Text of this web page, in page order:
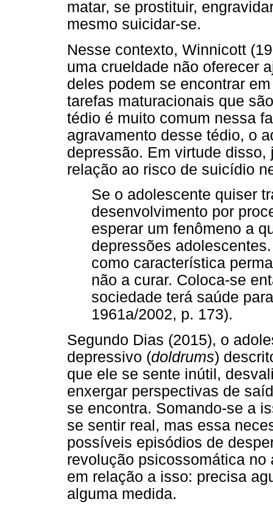
matar, se prostituir,
mesmo suicidar-se.
Nesse contexto, Winnicott
uma crueldade não oferecer
deles podem se encontrar
tarefas maturacionais que
tédio é muito comum nessa
agravamento desse tédio, o
depressão. Em virtude
relação ao risco de suicídio
Se o adolescente quiser
desenvolvimento por
esperar um fenômeno a
depressões
como característica
não a curar. Coloca-se
sociedade terá saúde
1961a/2002, p. 173).
Segundo Dias (2015), o
depressivo (doldrums)
que ele se sente inútil,
enxergar perspectivas de
se encontra. Somando-se a
se sentir real, mas essa
possíveis episódios de
revolução psicossomática
em relação a isso: precisa
alguma medida.